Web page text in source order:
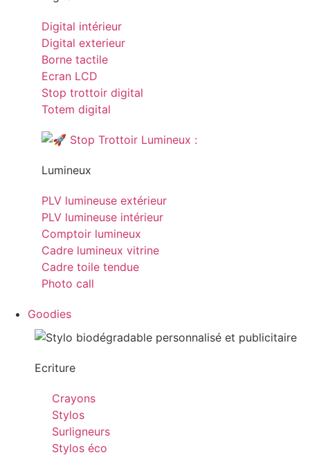
Digital intérieur
Digital exterieur
Borne tactile
Ecran LCD
Stop trottoir digital
Totem digital
Lumineux
PLV lumineuse extérieur
PLV lumineuse intérieur
Comptoir lumineux
Cadre lumineux vitrine
Cadre toile tendue
Photo call
Goodies
Ecriture
Crayons
Stylos
Surligneurs
Stylos éco